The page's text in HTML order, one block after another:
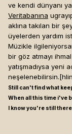
ve kendi dünyanı
Veritabanına
aklına takılan bir
üyelerden yardım
Müzikle
bir göz atmayı
yatışmadıysa yeni
Still can't find what
When all this time i've
I know you're still there